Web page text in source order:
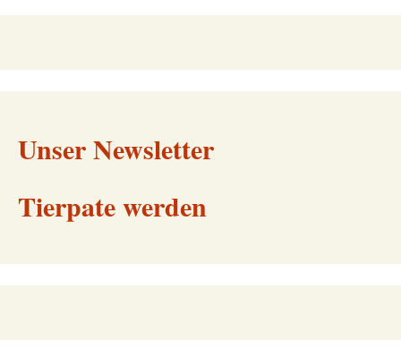
Unser Newsletter
Tierpate werden